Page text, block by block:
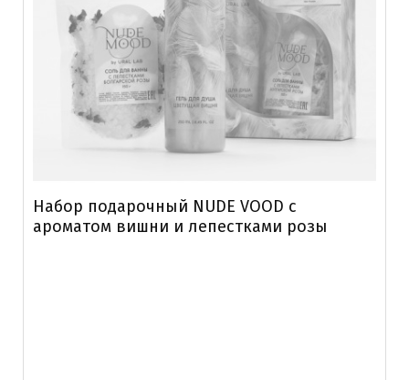
Набор подарочный NUDE VOOD с
ароматом вишни и лепестками розы